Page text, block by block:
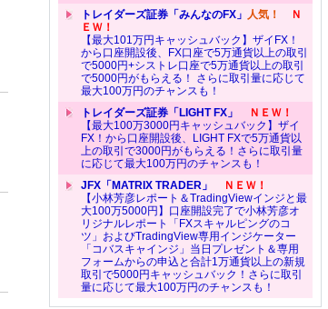
トレイダーズ証券「みんなのFX」 人気！
Ｎ
ＥＷ！
【最大101万円キャッシュバック】ザイFX！
から口座開設後、FX口座で5万通貨以上の取引
で5000円+シストレ口座で5万通貨以上の取引
で5000円がもらえる！ さらに取引量に応じて
最大100万円のチャンスも！
トレイダーズ証券「LIGHT FX」
ＮＥＷ！
【最大100万3000円キャッシュバック】ザイ
FX！から口座開設後、LIGHT FXで5万通貨以
上の取引で3000円がもらえる！さらに取引量
に応じて最大100万円のチャンスも！
JFX「MATRIX TRADER」
ＮＥＷ！
【小林芳彦レポート＆TradingViewインジと最
大100万5000円】口座開設完了で小林芳彦オ
リジナルレポート「FXスキャルピングのコ
ツ」およびTradingView専用インジケーター
「コバスキャインジ」当日プレゼント＆専用
フォームからの申込と合計1万通貨以上の新規
取引で5000円キャッシュバック！さらに取引
量に応じて最大100万円のチャンスも！